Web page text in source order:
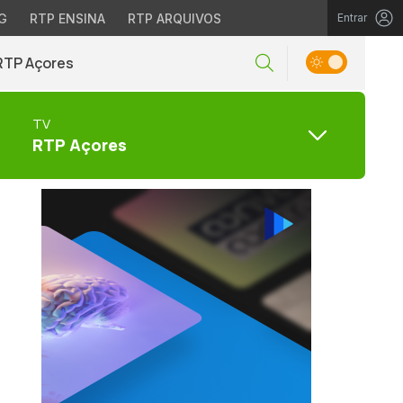
RTP ENSINA RTP ARQUIVOS Entrar
Açores
TV
RTP Açores